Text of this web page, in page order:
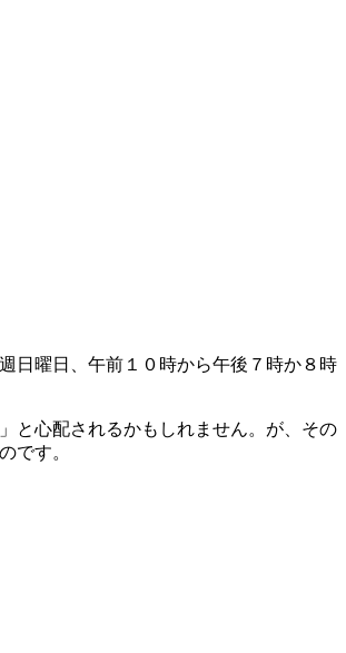
日曜日、午前１０時から午後７時か８時
と心配されるかもしれません。が、その
です。